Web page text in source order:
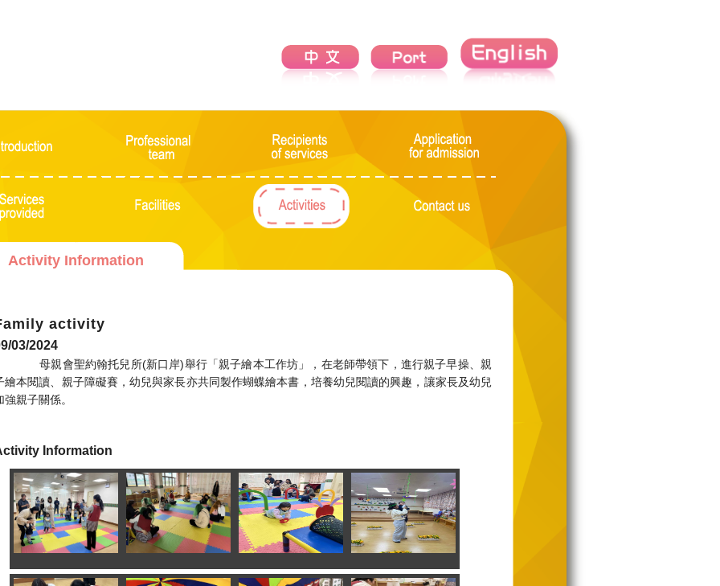
Activity Information
activity
03/2024
​ 母親會聖約翰托兒所(新口岸)舉行「親子繪本工作坊」，在老師帶領下，進行親子早操、親
繪本閱讀、親子障礙賽，幼兒與家長亦共同製作蝴蝶繪本書，培養幼兒閱讀的興趣，讓家長及幼兒
強親子關係。
Information